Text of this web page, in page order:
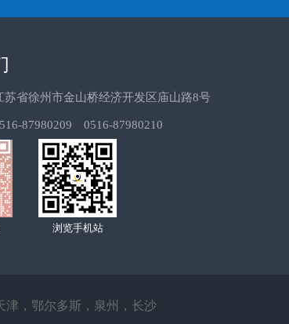
苏省徐州市金山桥经济开发区庙山路8号
87980209 0516-87980210
浏览手机站
津 ， 鄂尔多斯， 泉州 ， 长沙